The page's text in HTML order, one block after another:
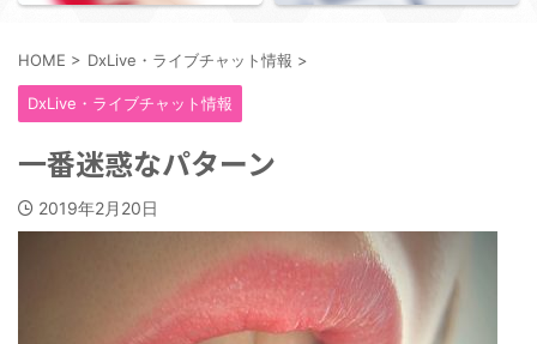
HOME > DxLive・ライブチャット情報 >
DxLive・ライブチャット情報
一番迷惑なパターン
2019年2月20日